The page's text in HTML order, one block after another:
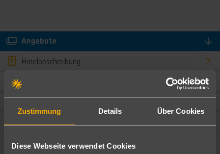
Zustimmung Details Über Cookies
Diese Webseite verwendet Cookies
Angebote
Hotelbeschreibung
Bewertungen